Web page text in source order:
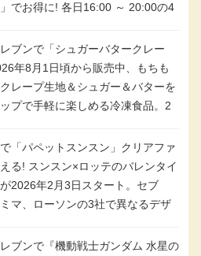
でお得に! 各日16:00 ～ 20:00の4
ドッグが税抜き69円!
ブンで「シュガーバタークレー
年8月1日頃から販売中、もちも
レープ生地＆シュガー＆バターを
プで手軽に楽しめる冷凍食品。2
「パペットスンスン」クリアファ
る! スンスン×ロッテのバレンタイ
2026年2月3日スタート。セブ
マ、ローソンの3社で異なるデザ
ブンで『機動戦士ガンダム 水星の